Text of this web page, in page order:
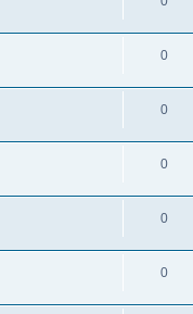
0
0
0
0
0